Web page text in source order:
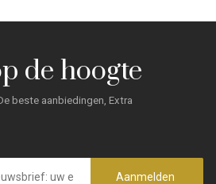
de hoogte
beste aanbiedingen, Extra
Aanmelden